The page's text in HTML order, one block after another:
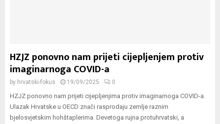
HZJZ ponovno nam prijeti cijepljenjem protiv
imaginarnoga COVID-a
by hrvatski-fokus 19/09/2025 0
HZJZ ponovno nam prijeti cijepljenjima protiv imaginarnoga COVID-a.
Ulazak Hrvatske u OECD znači rasprodaju zemlje raznim
bjelosvjetskim hohštaplerima. Devetoga rujna protuhrvatski, a